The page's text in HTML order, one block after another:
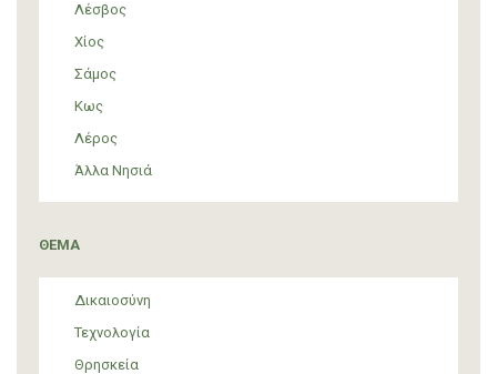
Λέσβος
Χίος
Σάμος
Κως
Λέρος
Άλλα Νησιά
ΘΕΜΑ
Δικαιοσύνη
Τεχνολογία
Θρησκεία